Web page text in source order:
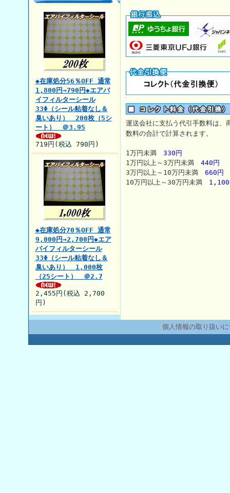
◆在庫処分56％OFF 通常
1,800円→790円◆エアバ
イフィルターシール
33Φ（シール粘着なし＆
臭いあり） 200枚（5シ
ート） ＠3.95
719円(税込 790円)
◆在庫処分70％OFF 通常
9,000円→2,700円◆エア
バイフィルターシール
33Φ（シール粘着なし＆
臭いあり） 1,000枚
（25シート） ＠2.7
2,455円(税込 2,700
円)
運送会社に支払う代引手数料は、
数料の合計で計算されます。
1万円未満 330円
1万円以上～3万円未満 440円
3万円以上～10万円未満 660円
10万円以上～30万円未満 1,100
個人情報の取り扱い